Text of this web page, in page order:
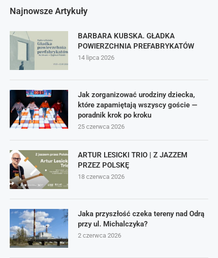
Najnowsze Artykuły
BARBARA KUBSKA. GŁADKA
POWIERZCHNIA PREFABRYKATÓW
14 lipca 2026
Jak zorganizować urodziny dziecka,
które zapamiętają wszyscy goście —
poradnik krok po kroku
25 czerwca 2026
ARTUR LESICKI TRIO | Z JAZZEM
PRZEZ POLSKĘ
18 czerwca 2026
Jaka przyszłość czeka tereny nad Odrą
przy ul. Michalczyka?
2 czerwca 2026